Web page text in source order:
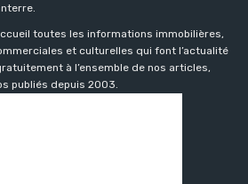
toutes les informations immobilières,
et culturelles qui font l’actualité
à l’ensemble de nos articles,
publiés depuis 2003.